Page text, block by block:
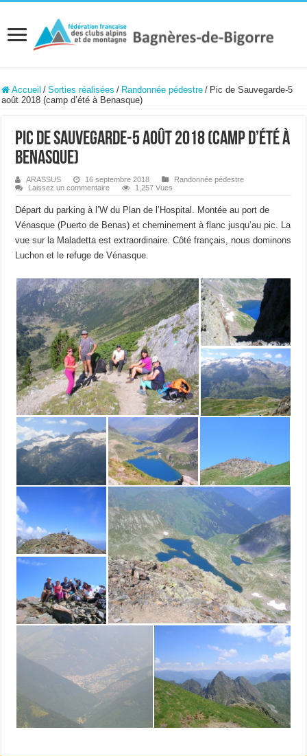
Accueil / Sorties réalisées / Randonnée pédestre / Pic de Sauvegarde-5
août 2018 (camp d’été à Benasque)
Pic de Sauvegarde-5 août 2018 (camp d’été à
Benasque)
ARASSUS 16 septembre 2018
Randonnée pédestre
Laissez un commentaire
1,257 Vues
Départ du parking à l’W du Plan de l’Hospital. Montée au port de
Vénasque (Puerto de Benas) et cheminement à flanc jusqu’au pic. La
vue sur la Maladetta est extraordinaire. Côté français, nous dominons
Luchon et le refuge de Vénasque.